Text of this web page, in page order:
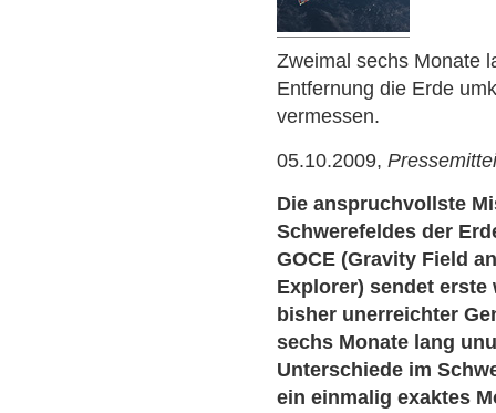
Zweimal sechs Monate
Entfernung die Erde
vermessen.
05.10.2009,
Die anspruchvollste
Schwerefeldes der
GOCE (Gravity Field
Explorer) sendet
bisher unerreichter
sechs Monate lang
Unterschiede im
ein einmalig exaktes